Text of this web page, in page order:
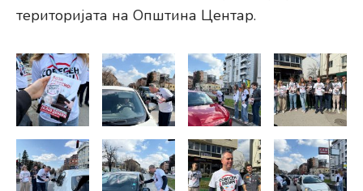
територијата на Општина Центар.